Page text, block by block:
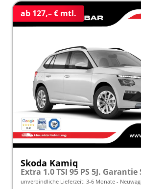
ab 127,– € mtl.
Skoda Kamiq
Extra 1.0 TSI 95 PS 5J. Garantie
unverbindliche Lieferzeit: 3-6 Monate